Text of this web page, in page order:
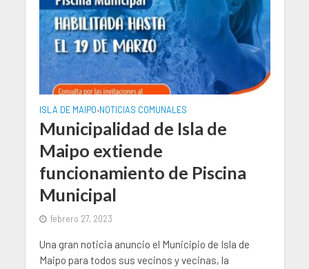
ISLA DE MAIPO•NOTICIAS COMUNALES
Municipalidad de Isla de
Maipo extiende
funcionamiento de Piscina
Municipal
febrero 27, 2023
Una gran noticia anuncio el Municipio de Isla de
Maipo para todos sus vecinos y vecinas, la